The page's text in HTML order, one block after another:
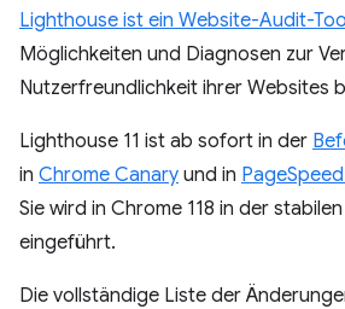
Lighthouse ist ein Website-Audit-
Möglichkeiten und Diagnosen zur
Nutzerfreundlichkeit ihrer Websites
Lighthouse 11 ist ab sofort in der
in Chrome Canary und in
Sie wird in Chrome 118 in der
eingeführt.
Die vollständige Liste der